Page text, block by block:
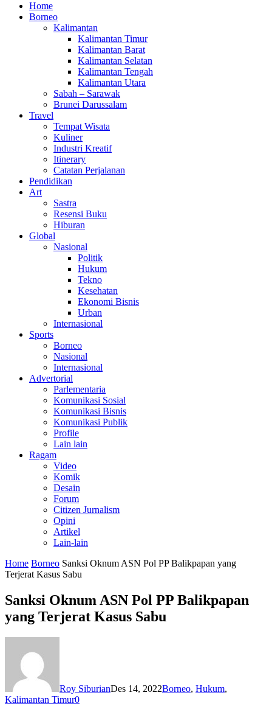
Home
Borneo
Kalimantan
Kalimantan Timur
Kalimantan Barat
Kalimantan Selatan
Kalimantan Tengah
Kalimantan Utara
Sabah – Sarawak
Brunei Darussalam
Travel
Tempat Wisata
Kuliner
Industri Kreatif
Itinerary
Catatan Perjalanan
Pendidikan
Art
Sastra
Resensi Buku
Hiburan
Global
Nasional
Politik
Hukum
Tekno
Kesehatan
Ekonomi Bisnis
Urban
Internasional
Sports
Borneo
Nasional
Internasional
Advertorial
Parlementaria
Komunikasi Sosial
Komunikasi Bisnis
Komunikasi Publik
Profile
Lain lain
Ragam
Video
Komik
Desain
Forum
Citizen Jurnalism
Opini
Artikel
Lain-lain
Home Borneo Sanksi Oknum ASN Pol PP Balikpapan yang
Terjerat Kasus Sabu
Sanksi Oknum ASN Pol PP Balikpapan
yang Terjerat Kasus Sabu
Roy SiburianDes 14, 2022Borneo, Hukum,
Kalimantan Timur0